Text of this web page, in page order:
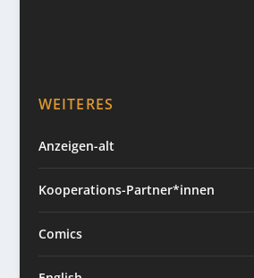
WEITERES
Anzeigen-alt
Kooperations-Partner*innen
Comics